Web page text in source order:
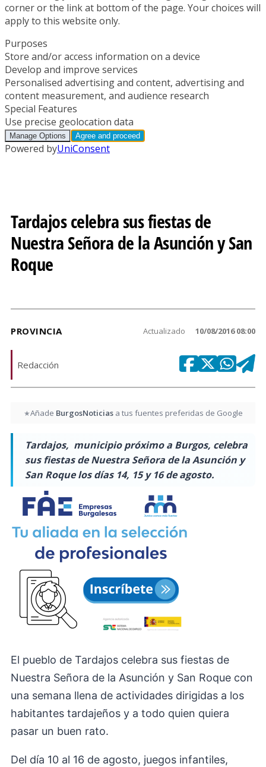
Tardajos celebra sus fiestas de
Nuestra Señora de la Asunción y San
Roque
PROVINCIA Actualizado 10/08/2016 08:00
Redacción
★Añade BurgosNoticiasa tus fuentes preferidas de Google
Tardajos, municipio próximo a Burgos, celebra
sus fiestas de Nuestra Señora de la Asunción y
San Roque los días 14, 15 y 16 de agosto.
El pueblo de Tardajos celebra sus fiestas de
Nuestra Señora de la Asunción y San Roque con
una semana llena de actividades dirigidas a los
habitantes tardajeños y a todo quien quiera
pasar un buen rato.
Del día 10 al 16 de agosto, juegos infantiles,